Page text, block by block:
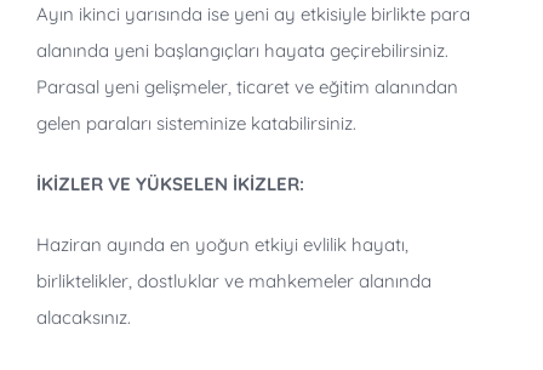
Ayın ikinci yarısında ise yeni ay etkisiyle birlikte para
alanında yeni başlangıçları hayata geçirebilirsiniz.
Parasal yeni gelişmeler, ticaret ve eğitim alanından
gelen paraları sisteminize katabilirsiniz.
İKİZLER VE YÜKSELEN İKİZLER:
Haziran ayında en yoğun etkiyi evlilik hayatı,
birliktelikler, dostluklar ve mahkemeler alanında
alacaksınız.